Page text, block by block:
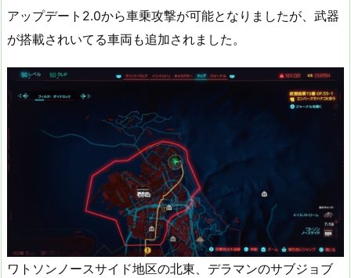
アップデート2.0から車乗攻撃が可能となりましたが、武器
が搭載されいてる車両も追加されました。
ワトソンノースサイド地区の北東、デラマンのサブジョブ